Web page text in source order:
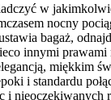
w
nocny
bagaż,
innymi
miękkim
i standardu
i